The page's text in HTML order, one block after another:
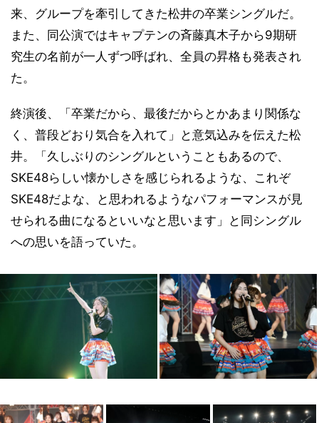
来、グループを牽引してきた松井の卒業シングルだ。
また、同公演ではキャプテンの斉藤真木子から9期研
究生の名前が一人ずつ呼ばれ、全員の昇格も発表され
た。
終演後、「卒業だから、最後だからとかあまり関係な
く、普段どおり気合を入れて」と意気込みを伝えた松
井。「久しぶりのシングルということもあるので、
SKE48らしい懐かしさを感じられるような、これぞ
SKE48だよな、と思われるようなパフォーマンスが見
せられる曲になるといいなと思います」と同シングル
への思いを語っていた。